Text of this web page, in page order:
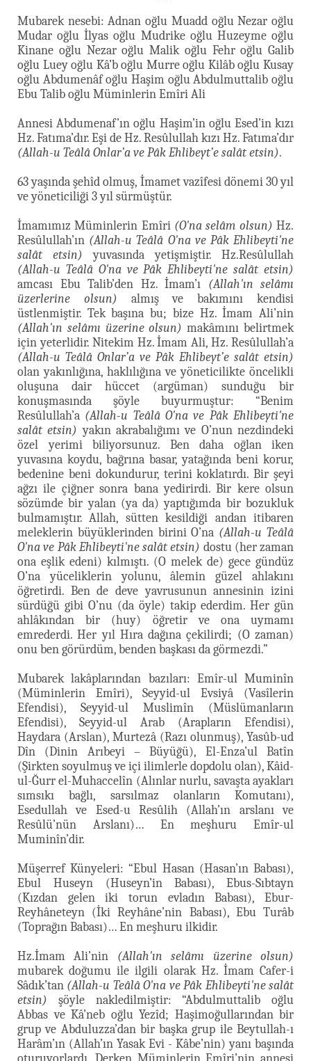
Mubarek nesebi: Adnan oğlu Muadd oğlu Nezar oğlu
Mudar oğlu İlyas oğlu Mudrike oğlu Huzeyme oğlu
Kinane oğlu Nezar oğlu Malik oğlu Fehr oğlu Galib
oğlu Luey oğlu Kâ’b oğlu Murre oğlu Kilâb oğlu Kusay
oğlu Abdumenâf oğlu Haşim oğlu Abdulmuttalib oğlu
Ebu Talib oğlu Müminlerin Emîri Ali
Annesi Abdumenaf’ın oğlu Haşim’in oğlu Esed’in kızı
Hz. Fatıma’dır. Eşi de Hz. Resûlullah kızı Hz. Fatıma’dır
(Allah-u Teâlâ Onlar’a ve Pâk Ehlibeyt’e salât etsin).
63 yaşında şehîd olmuş, İmamet vazîfesi dönemi 30 yıl
ve yöneticiliği 3 yıl sürmüştür.
İmamımız Müminlerin Emîri (O'na selâm olsun) Hz.
Resûlullah’ın (Allah-u Teâlâ O'na ve Pâk Ehlibeyti'ne
salât etsin) yuvasında yetişmiştir. Hz.Resûlullah
(Allah-u Teâlâ O'na ve Pâk Ehlibeyti'ne salât etsin)
amcası Ebu Talib’den Hz. İmam’ı (Allah'ın selâmı
üzerlerine olsun) almış ve bakımını kendisi
üstlenmiştir. Tek başına bu; bize Hz. İmam Ali’nin
(Allah'ın selâmı üzerine olsun) makâmını belirtmek
için yeterlidir. Nitekim Hz. İmam Ali, Hz. Resûlullah’a
(Allah-u Teâlâ Onlar’a ve Pâk Ehlibeyt’e salât etsin)
olan yakınlığına, haklılığına ve yöneticilikte öncelikli
oluşuna dair hüccet (argüman) sunduğu bir
konuşmasında şöyle buyurmuştur: “Benim
Resûlullah’a (Allah-u Teâlâ O'na ve Pâk Ehlibeyti'ne
salât etsin) yakın akrabalığımı ve O’nun nezdindeki
özel yerimi biliyorsunuz. Ben daha oğlan iken
yuvasına koydu, bağrına basar, yatağında beni korur,
bedenine beni dokundurur, terini koklatırdı. Bir şeyi
ağzı ile çiğner sonra bana yedirirdi. Bir kere olsun
sözümde bir yalan (ya da) yaptığımda bir bozukluk
bulmamıştır. Allah, sütten kesildiği andan itibaren
meleklerin büyüklerinden birini O’na (Allah-u Teâlâ
O'na ve Pâk Ehlibeyti'ne salât etsin) dostu (her zaman
ona eşlik edeni) kılmıştı. (O melek de) gece gündüz
O’na yüceliklerin yolunu, âlemin güzel ahlakını
öğretirdi. Ben de deve yavrusunun annesinin izini
sürdüğü gibi O’nu (da öyle) takip ederdim. Her gün
ahlâkından bir (huy) öğretir ve ona uymamı
emrederdi. Her yıl Hıra dağına çekilirdi; (O zaman)
onu ben görürdüm, benden başkası da görmezdi.”
Mubarek lakâplarından bazıları: Emîr-ul Muminîn
(Müminlerin Emîri), Seyyid-ul Evsiyâ (Vasîlerin
Efendisi), Seyyid-ul Muslimîn (Müslümanların
Efendisi), Seyyid-ul Arab (Arapların Efendisi),
Haydara (Arslan), Murtezâ (Razı olunmuş), Yasûb-ud
Dîn (Dinin Arıbeyi – Büyüğü), El-Enza’ul Batîn
(Şirkten soyulmuş ve içi ilimlerle dopdolu olan), Kâid-
ul-Ğurr el-Muhaccelîn (Alınlar nurlu, savaşta ayakları
sımsıkı bağlı, sarsılmaz olanların Komutanı),
Esedullah ve Esed-u Resûlih (Allah’ın arslanı ve
Resûlü’nün Arslanı)… En meşhuru Emîr-ul
Muminîn’dir.
Müşerref Künyeleri: “Ebul Hasan (Hasan’ın Babası),
Ebul Huseyn (Huseyn’in Babası), Ebus-Sıbtayn
(Kızdan gelen iki torun evladın Babası), Ebur-
Reyhâneteyn (İki Reyhâne’nin Babası), Ebu Turâb
(Toprağın Babası)… En meşhuru ilkidir.
Hz.İmam Ali’nin (Allah'ın selâmı üzerine olsun)
mubarek doğumu ile ilgili olarak Hz. İmam Cafer-i
Sâdık’tan (Allah-u Teâlâ O'na ve Pâk Ehlibeyti'ne salât
etsin) şöyle nakledilmiştir: “Abdulmuttalib oğlu
Abbas ve Kâ’neb oğlu Yezîd; Haşimoğullarından bir
grup ve Abduluzza’dan bir başka grup ile Beytullah-ı
Harâm’ın (Allah’ın Yasak Evi - Kâbe’nin) yanı başında